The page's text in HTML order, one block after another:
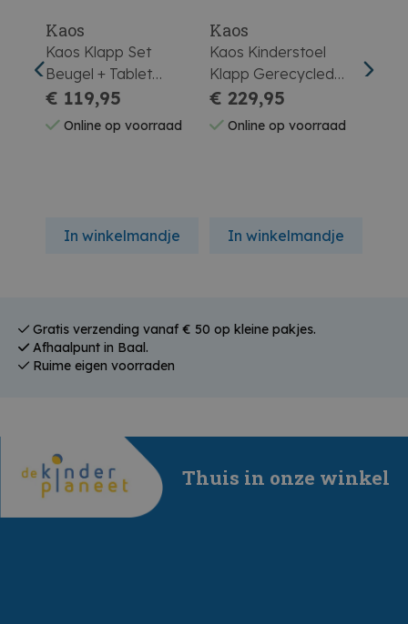
Kaos
Kaos Klapp Set
Beugel + Tablet
Gerecycled Kunststof
Charcoal Black.
€ 119,95
Online op voorraad
In winkelmandje
Kaos
Kaos Kinderstoel
Klapp Gerecycled
Kunststof Mocca
Brown
€ 229,95
Online op voorraad
In winkelmandje
Gratis verzending vanaf € 50 op kleine pakjes.
Afhaalpunt in Baal.
Ruime eigen voorraden
Thuis in onze winkel